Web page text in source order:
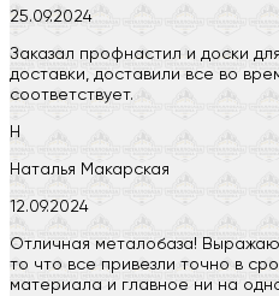
25.09.2024
Заказал профнастил и доски
доставки, доставили все во
соответствует.
Н
Наталья Макарская
12.09.2024
Отличная металобаза!
то что все привезли точно в
материала и главное ни на